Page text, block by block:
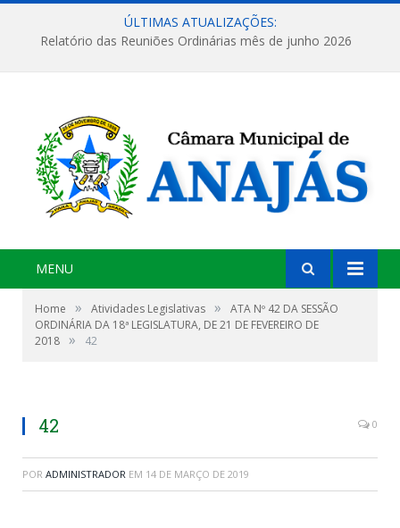
ÚLTIMAS ATUALIZAÇÕES:
Relatório das Reuniões Ordinárias mês de junho 2026
MENU
Home » Atividades Legislativas »
ATA Nº 42 DA SESSÃO
ORDINÁRIA DA 18ª LEGISLATURA, DE 21 DE FEVEREIRO DE
2018 » 42
42 0
POR ADMINISTRADOR EM 14 DE MARÇO DE 2019